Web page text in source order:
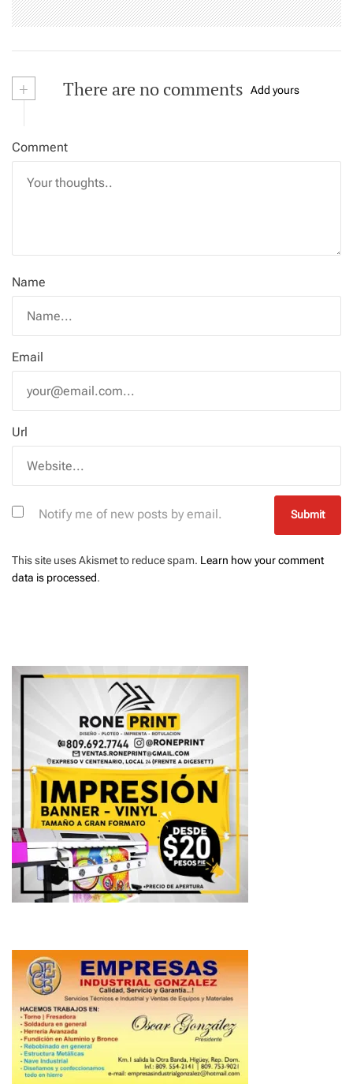
+ There are no comments Add yours
Comment
Name
Email
Url
Notify me of new posts by email.
This site uses Akismet to reduce spam. Learn how your comment
data is processed.